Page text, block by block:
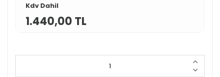
Kdv Dahil
1.440,00 TL